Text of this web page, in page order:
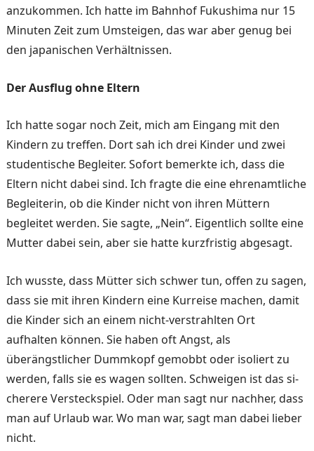
anzukommen. Ich hatte im Bahnhof Fukushima nur 15
Minuten Zeit zum Umsteigen, das war aber genug bei
den japanischen Verhältnissen.
Der Ausflug ohne Eltern
Ich hatte sogar noch Zeit, mich am Eingang mit den
Kindern zu treffen. Dort sah ich drei Kinder und zwei
stu­dentische Begleiter. Sofort bemerkte ich, dass die
Eltern nicht dabei sind. Ich fragte die eine ehrenamtliche
Begleite­rin, ob die Kinder nicht von ihren Müttern
begleitet wer­den. Sie sagte, „Nein“. Eigent­lich sollte eine
Mutter dabei sein, aber sie hatte kurzfristig abgesagt.
Ich wusste, dass Mütter sich schwer tun, offen zu sagen,
dass sie mit ihren Kindern ei­ne Kurreise machen, damit
die Kinder sich an einem nicht-verstrahlten Ort
aufhalten können. Sie haben oft Angst, als
überängstlicher Dumm­kopf gemobbt oder isoliert zu
werden, falls sie es wagen sollten. Schweigen ist das si­
cherere Versteckspiel. Oder man sagt nur nachher, dass
man auf Urlaub war. Wo man war, sagt man dabei lieber
nicht.